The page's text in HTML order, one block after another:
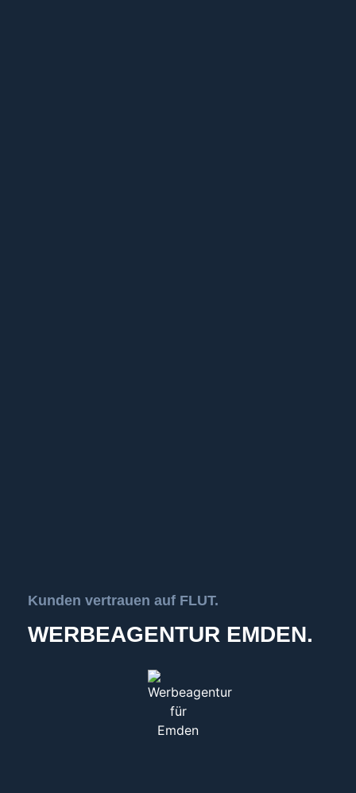
Kunden vertrauen auf FLUT.
WERBEAGENTUR EMDEN.